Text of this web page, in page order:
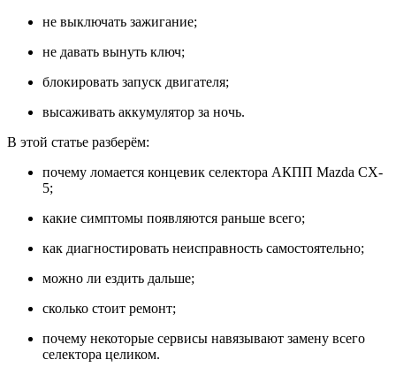
не выключать зажигание;
не давать вынуть ключ;
блокировать запуск двигателя;
высаживать аккумулятор за ночь.
В этой статье разберём:
почему ломается концевик селектора АКПП Mazda CX-
5;
какие симптомы появляются раньше всего;
как диагностировать неисправность самостоятельно;
можно ли ездить дальше;
сколько стоит ремонт;
почему некоторые сервисы навязывают замену всего
селектора целиком.